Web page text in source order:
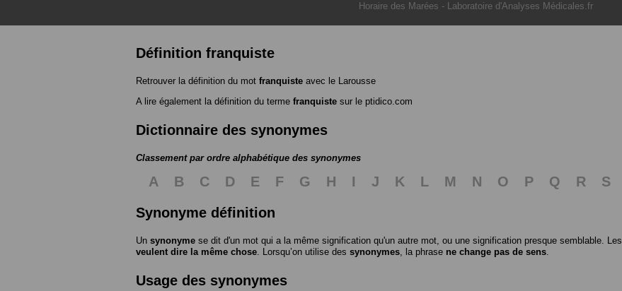
Horaire des Marées - Laboratoire d'Analyses Médicales.fr
Définition franquiste
Retrouver la définition du mot franquiste avec le Larousse
A lire également la définition du terme franquiste sur le ptidico.com
Dictionnaire des synonymes
Classement par ordre alphabétique des synonymes
A B C D E F G H I J K L M N O P Q R S
Synonyme définition
Un synonyme se dit d'un mot qui a la même signification qu'un autre mot, ou une signification presque semblable. Les
veulent dire la même chose . Lorsqu’on utilise des synonymes , la phrase ne change pas de sens
Usage des synonymes